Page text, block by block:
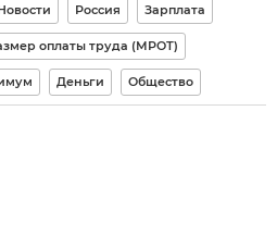
Россия Зарплата
оплаты труда (МРОТ)
Деньги Общество